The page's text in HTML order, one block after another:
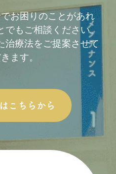
お困りのことがあれ
もご相談ください。
治療法をご提案させて
ます。
こちらから